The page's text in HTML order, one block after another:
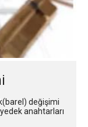
değişimi
anahtarları